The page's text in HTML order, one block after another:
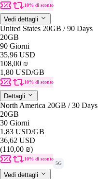
10% di sconto
Vedi dettagli
United States 20GB / 90 Days
20GB
90 Giorni
35,96 USD
108,00 ₪
1,80 USD/GB
10% di sconto
Dettagli
North America 20GB / 30 Days
20GB
30 Giorni
1,83 USD/GB
36,62 USD
(110,00 ₪)
10% di sconto
5G
Vedi dettagli